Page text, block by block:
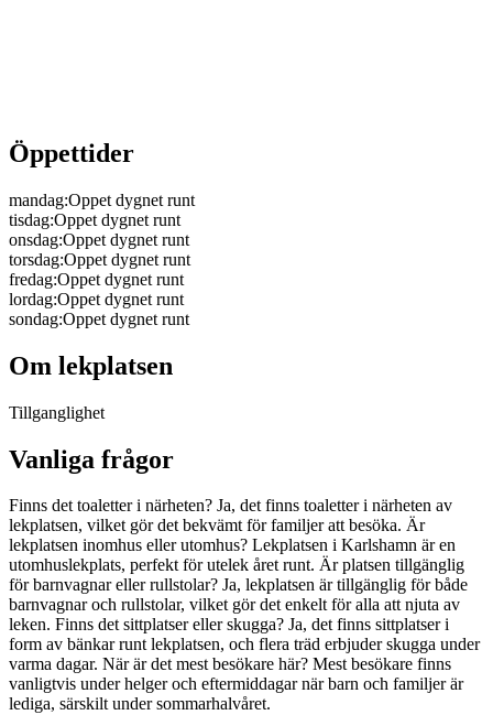
Öppettider
mandag:Oppet dygnet runt
tisdag:Oppet dygnet runt
onsdag:Oppet dygnet runt
torsdag:Oppet dygnet runt
fredag:Oppet dygnet runt
lordag:Oppet dygnet runt
sondag:Oppet dygnet runt
Om lekplatsen
Tillganglighet
Vanliga frågor
Finns det toaletter i närheten? Ja, det finns toaletter i närheten av
lekplatsen, vilket gör det bekvämt för familjer att besöka. Är
lekplatsen inomhus eller utomhus? Lekplatsen i Karlshamn är en
utomhuslekplats, perfekt för utelek året runt. Är platsen tillgänglig
för barnvagnar eller rullstolar? Ja, lekplatsen är tillgänglig för både
barnvagnar och rullstolar, vilket gör det enkelt för alla att njuta av
leken. Finns det sittplatser eller skugga? Ja, det finns sittplatser i
form av bänkar runt lekplatsen, och flera träd erbjuder skugga under
varma dagar. När är det mest besökare här? Mest besökare finns
vanligtvis under helger och eftermiddagar när barn och familjer är
lediga, särskilt under sommarhalvåret.